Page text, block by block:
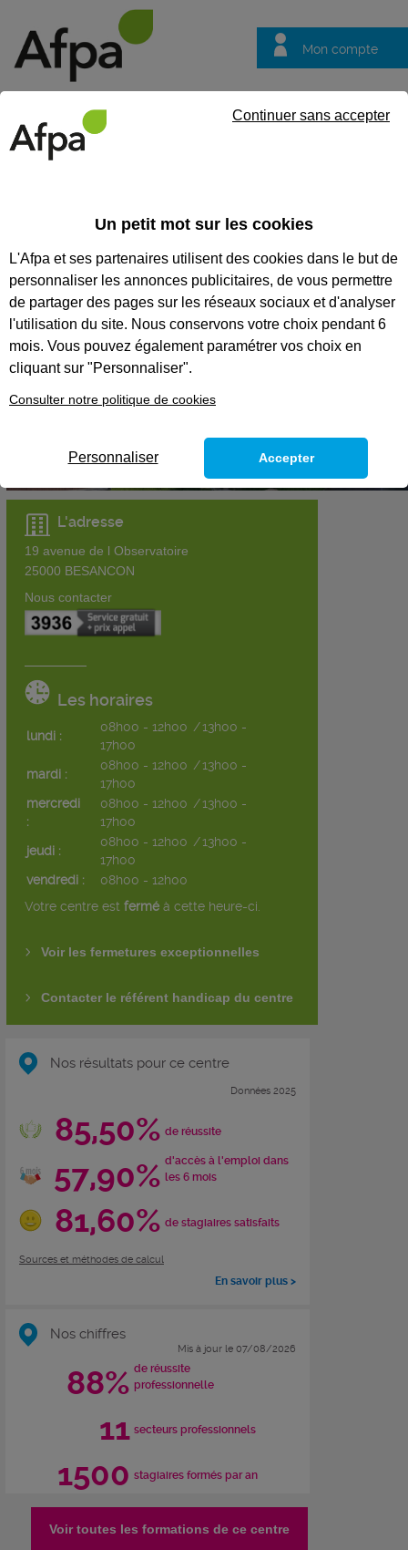
Mon compte
questions
CENTRE DE BESANÇON
L'adresse
19 avenue de l Observatoire
25000 BESANCON
Nous contacter
Les horaires
lundi :
08h00 - 12h00 /13h00 -
17h00
mardi :
08h00 - 12h00 /13h00 -
17h00
mercredi
:
08h00 - 12h00 /13h00 -
17h00
jeudi :
08h00 - 12h00 /13h00 -
17h00
vendredi :
08h00 - 12h00
Votre centre est fermé à cette heure-ci.
Voir les fermetures exceptionnelles
Contacter le référent handicap du centre
Nos résultats pour ce centre
Données 2025
85,50% de réussite
57,90% d'accès à l'emploi dans
les 6 mois
81,60% de stagiaires satisfaits
Sources et méthodes de calcul
En savoir plus >
Nos chiffres
Mis à jour le 07/08/2026
88% de réussite
professionnelle
11 secteurs professionnels
1500 stagiaires formés par an
Voir toutes les formations de ce centre
Un petit mot sur les cookies
L'Afpa et ses partenaires utilisent des cookies dans le but de
personnaliser les annonces publicitaires, de vous permettre
de partager des pages sur les réseaux sociaux et d'analyser
l'utilisation du site. Nous conservons votre choix pendant 6
mois. Vous pouvez également paramétrer vos choix en
cliquant sur "Personnaliser".
Consulter notre politique de cookies
Continuer sans accepter
Personnaliser Accepter